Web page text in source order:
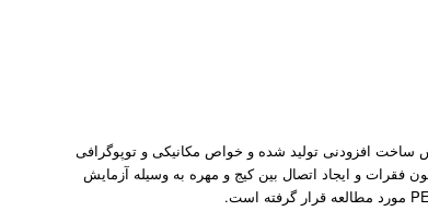
ساخت افزودنی تولید شده و خواص مکانیکی و توپوگرافی
و ایجاد اتصال بین کیج و مهره به وسیله آزمایش